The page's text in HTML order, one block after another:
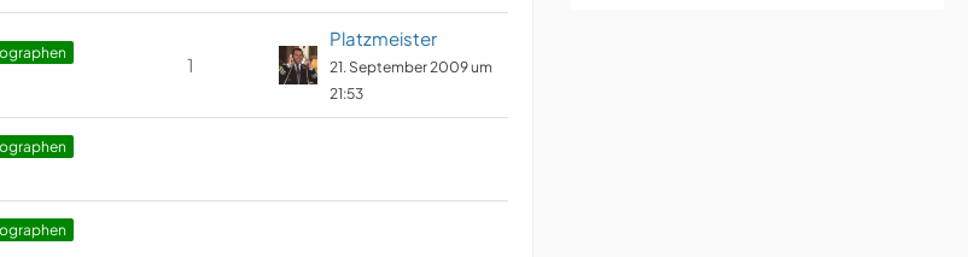
1
Platzmeister
21. September 2009 um
21:53